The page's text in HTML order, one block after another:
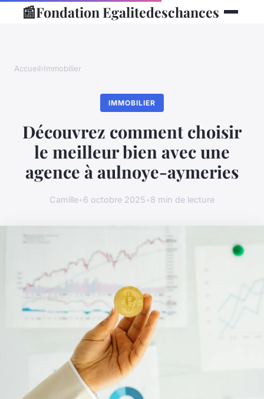
📰Fondation Egalitedeschances
Accueil›Immobilier
IMMOBILIER
Découvrez comment choisir
le meilleur bien avec une
agence à aulnoye-aymeries
Camille•6 octobre 2025•8 min de lecture